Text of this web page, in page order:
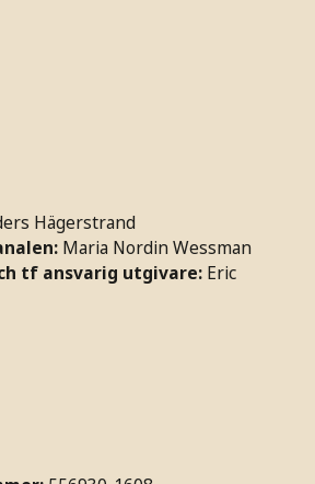
Hägerstrand
Maria Nordin Wessman
tf ansvarig utgivare: Eric